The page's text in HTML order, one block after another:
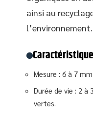
ainsi au
l’environnement.
Mesure : 6 à 7 mm.
Durée de vie : 2 à
vertes.